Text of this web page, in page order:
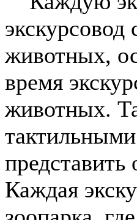
животных,
время
животных.
представить
Каждая